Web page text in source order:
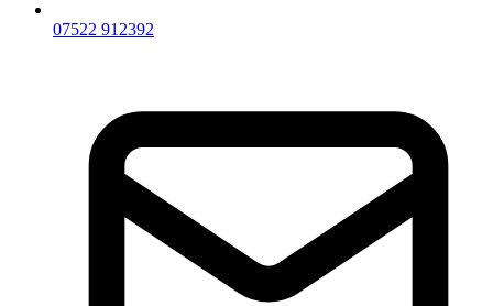
07522 912392